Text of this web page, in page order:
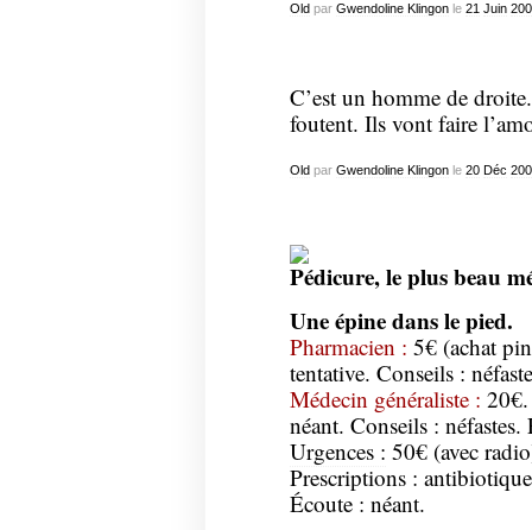
Oldpar Gwendoline Klingonle 21 Juin
C’est un homme de
foutent. Ils vont faire
Oldpar Gwendoline Klingonle 20 Déc
Pédicure, le plus beau
Une épine dans le pied.
Pharmacien : 5€ (achat
tentative. Conseils :
Médecin généraliste :
néant. Conseils :
Urgences : 50€ (avec
Prescriptions :
Écoute : néant.